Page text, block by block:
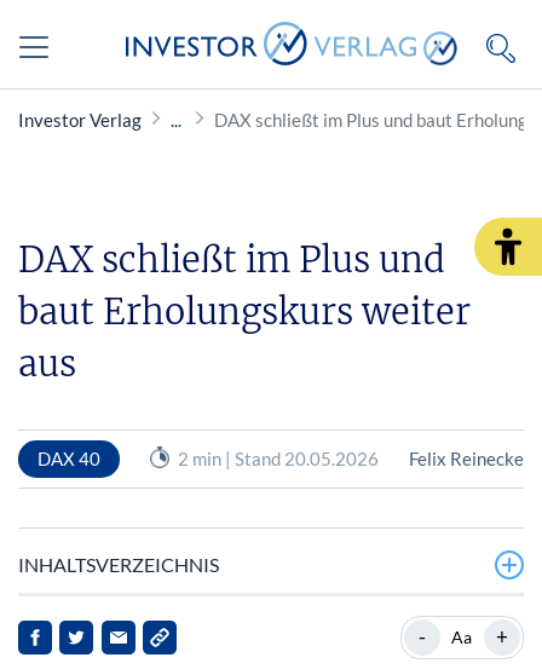
Investor Verlag DAX schließt im Plus und baut
DAX schließt im Plus und
baut Erholungskurs weiter
aus
DAX 40 2 min | Stand 20.05.2026 Felix Reinecke
INHALTSVERZEICHNIS
DAX: Auf Gewinne folgen Gewinnmitnahmen
- Aa +